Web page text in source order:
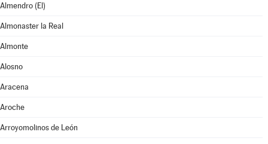
Almendro (El)
Almonaster la Real
Almonte
Alosno
Aracena
Aroche
Arroyomolinos de León